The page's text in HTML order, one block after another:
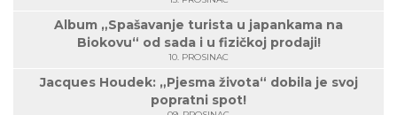
Album „Spašavanje turista u japankama na
Biokovu“ od sada i u fizičkoj prodaji!
10. PROSINAC
Jacques Houdek: „Pjesma života“ dobila je svoj
popratni spot!